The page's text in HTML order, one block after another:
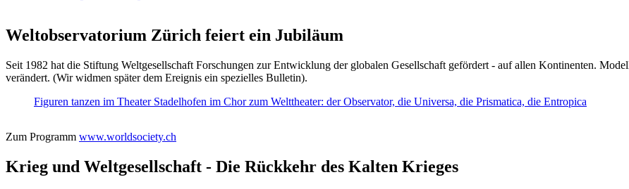
Weltobservatorium Zürich feiert ein Jubiläum
Seit 1982 hat die Stiftung Weltgesellschaft Forschungen zur Entwicklung der globalen Gesellschaft gefördert - auf allen Kontinenten.
verändert. (Wir widmen später dem Ereignis ein spezielles Bulletin).
Figuren tanzen im Theater Stadelhofen im Chor zum Welttheater: der Observator, die Universa, die Prismatica, die Entropica
Zum Programm www.worldsociety.ch
Krieg und Weltgesellschaft - Die Rückkehr des Kalten Krieges